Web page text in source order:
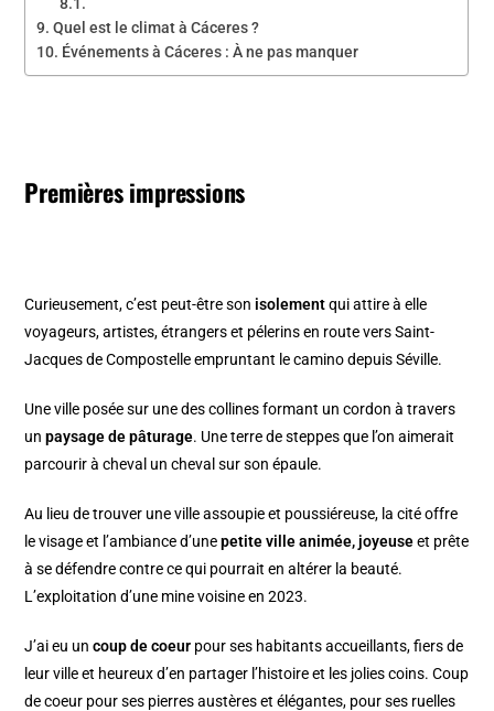
Quel est le climat à Cáceres ?
Événements à Cáceres : À ne pas manquer
Premières impressions
Curieusement, c’est peut-être son isolementqui attire à elle
voyageurs, artistes, étrangers et pélerins en route vers Saint-
Jacques de Compostelle empruntant le camino depuis Séville.
Une ville posée sur une des collines formant un cordon à travers
unpaysage de pâturage. Une terre de steppes que l’on aimerait
parcourir à cheval un cheval sur son épaule.
Au lieu de trouver une ville assoupie et poussiéreuse, la cité offre
le visage et l’ambiance d’unepetite ville animée, joyeuseet prête
à se défendre contre ce qui pourrait en altérer la beauté.
L’exploitation d’une mine voisine en 2023.
J’ai eu uncoup de coeur pour ses habitants accueillants, fiers de
leur ville et heureux d’en partager l’histoire et les jolies coins. Coup
de coeur pour ses pierres austères et élégantes, pour ses ruelles